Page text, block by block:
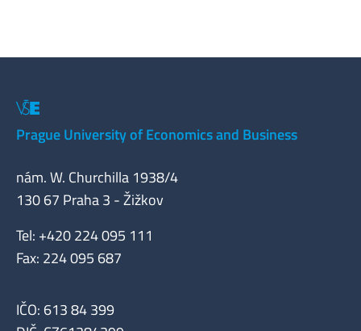
Prague University of Economics and Business
nám. W. Churchilla 1938/4
130 67 Praha 3 - Žižkov
Tel: +420 224 095 111
Fax: 224 095 687
IČO: 613 84 399